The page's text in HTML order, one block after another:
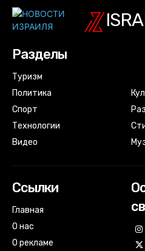
Разделы
Туризм
Политика
Спорт
Технологии
Видео
Ссылки
Главная
О нас
О рекламе